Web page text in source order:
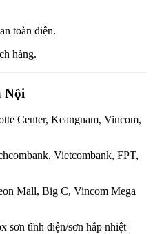
toàn điện.
hàng.
Nội
Center, Keangnam, Vincom,
Vietcombank, FPT,
Mall, Big C, Vincom Mega
sơn tĩnh điện/sơn hấp nhiệt